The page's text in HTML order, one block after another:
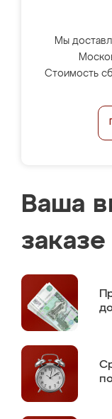
Мы
Стоимость
Ваша